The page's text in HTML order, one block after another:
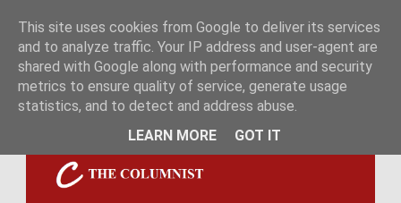
This site uses cookies from Google to deliver its services
and to analyze traffic. Your IP address and user-agent are
shared with Google along with performance and security
metrics to ensure quality of service, generate usage
statistics, and to detect and address abuse.
LEARN MORE
GOT IT